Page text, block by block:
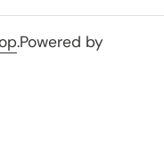
.Powered by